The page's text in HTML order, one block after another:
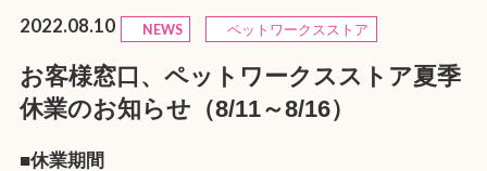
2022.08.10 NEWS ペットワークスストア
お客様窓口、ペットワークスストア夏季
休業のお知らせ（8/11～8/16）
■休業期間